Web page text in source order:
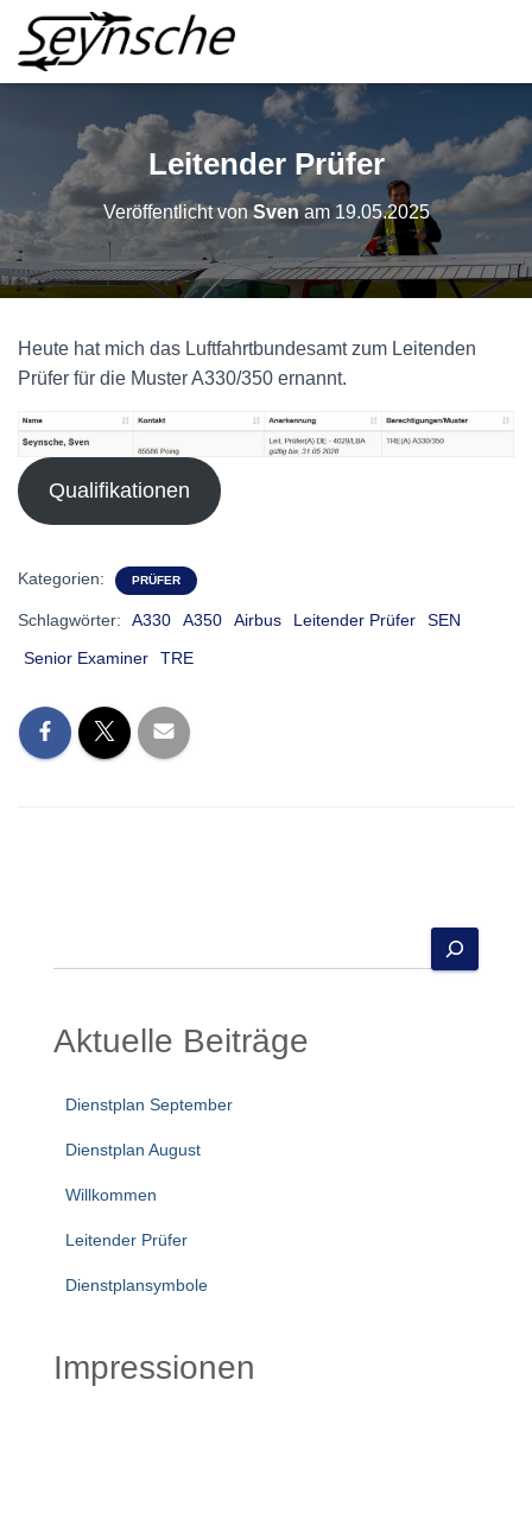
Leitender Prüfer
Veröffentlicht vonSven am 19.05.2025
Heute hat mich das Luftfahrtbundesamt zum Leitenden
Prüfer für die Muster A330/350 ernannt.
Qualifikationen
Kategorien: PRÜFER
Schlagwörter: A330 A350 Airbus Leitender Prüfer
SEN
Senior Examiner
TRE
u
e
Aktuelle Beiträge
Dienstplan September
Dienstplan August
Willkommen
Leitender Prüfer
Dienstplansymbole
Impressionen